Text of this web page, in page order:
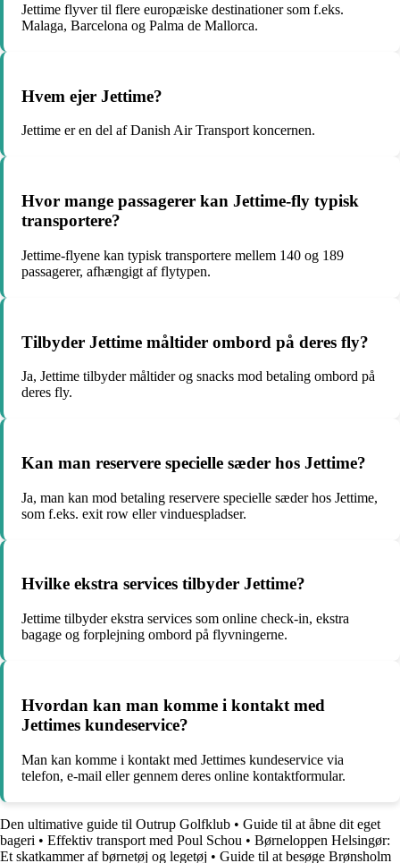
Jettime flyver til flere europæiske destinationer som f.eks.
Malaga, Barcelona og Palma de Mallorca.
Hvem ejer Jettime?
Jettime er en del af Danish Air Transport koncernen.
Hvor mange passagerer kan Jettime-fly typisk
transportere?
Jettime-flyene kan typisk transportere mellem 140 og 189
passagerer, afhængigt af flytypen.
Tilbyder Jettime måltider ombord på deres fly?
Ja, Jettime tilbyder måltider og snacks mod betaling ombord på
deres fly.
Kan man reservere specielle sæder hos Jettime?
Ja, man kan mod betaling reservere specielle sæder hos Jettime,
som f.eks. exit row eller vinduespladser.
Hvilke ekstra services tilbyder Jettime?
Jettime tilbyder ekstra services som online check-in, ekstra
bagage og forplejning ombord på flyvningerne.
Hvordan kan man komme i kontakt med
Jettimes kundeservice?
Man kan komme i kontakt med Jettimes kundeservice via
telefon, e-mail eller gennem deres online kontaktformular.
Den ultimative guide til Outrup Golfklub • Guide til at åbne dit eget
bageri • Effektiv transport med Poul Schou • Børneloppen Helsingør:
Et skatkammer af børnetøj og legetøj • Guide til at besøge Brønsholm